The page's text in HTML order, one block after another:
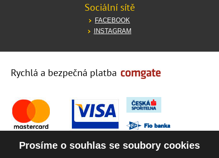
Sociální sítě
FACEBOOK
INSTAGRAM
Rychlá a bezpečná platba
Prosíme o souhlas se soubory cookies